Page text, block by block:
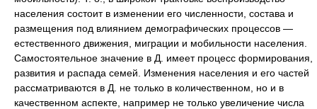
населения состоит в изменении его численности, состава и
размещения под влиянием демографических процессов —
естественного движения, миграции и мобильности населения.
Самостоятельное значение в Д. имеет процесс формирования,
развития и распада семей. Изменения населения и его частей
рассматриваются в Д. не только в количественном, но и в
качественном аспекте, например не только увеличение числа